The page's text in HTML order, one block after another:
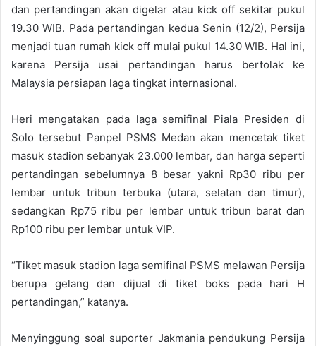
dan pertandingan akan digelar atau kick off sekitar pukul
19.30 WIB. Pada pertandingan kedua Senin (12/2), Persija
menjadi tuan rumah kick off mulai pukul 14.30 WIB. Hal ini,
karena Persija usai pertandingan harus bertolak ke
Malaysia persiapan laga tingkat internasional.
Heri mengatakan pada laga semifinal Piala Presiden di
Solo tersebut Panpel PSMS Medan akan mencetak tiket
masuk stadion sebanyak 23.000 lembar, dan harga seperti
pertandingan sebelumnya 8 besar yakni Rp30 ribu per
lembar untuk tribun terbuka (utara, selatan dan timur),
sedangkan Rp75 ribu per lembar untuk tribun barat dan
Rp100 ribu per lembar untuk VIP.
“Tiket masuk stadion laga semifinal PSMS melawan Persija
berupa gelang dan dijual di tiket boks pada hari H
pertandingan,” katanya.
Menyinggung soal suporter Jakmania pendukung Persija